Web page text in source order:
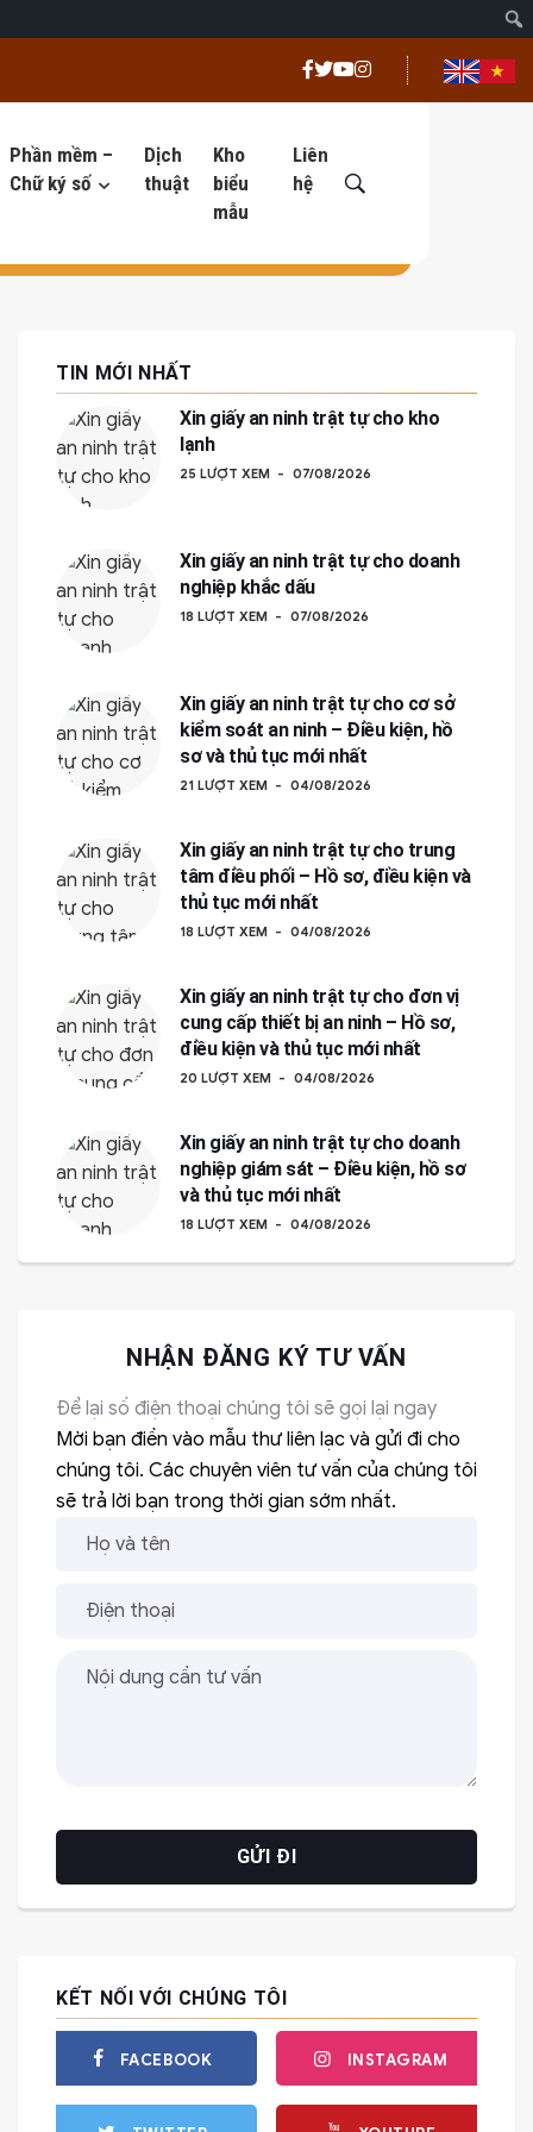
Phần mềm –
Chữ ký số
Dịch
thuật
Kho
biểu
mẫu
Liên
hệ
TIN MỚI NHẤT
Xin giấy an ninh trật tự cho kho
lạnh
25 LƯỢT XEM 07/08/2026
Xin giấy an ninh trật tự cho doanh
nghiệp khắc dấu
18 LƯỢT XEM 07/08/2026
Xin giấy an ninh trật tự cho cơ sở
kiểm soát an ninh – Điều kiện, hồ
sơ và thủ tục mới nhất
21 LƯỢT XEM 04/08/2026
Xin giấy an ninh trật tự cho trung
tâm điều phối – Hồ sơ, điều kiện và
thủ tục mới nhất
18 LƯỢT XEM 04/08/2026
Xin giấy an ninh trật tự cho đơn vị
cung cấp thiết bị an ninh – Hồ sơ,
điều kiện và thủ tục mới nhất
20 LƯỢT XEM 04/08/2026
Xin giấy an ninh trật tự cho doanh
nghiệp giám sát – Điều kiện, hồ sơ
và thủ tục mới nhất
18 LƯỢT XEM 04/08/2026
NHẬN ĐĂNG KÝ TƯ VẤN
Để lại số điện thoại chúng tôi sẽ gọi lại ngay
Mời bạn điền vào mẫu thư liên lạc và gửi đi cho
chúng tôi. Các chuyên viên tư vấn của chúng tôi
sẽ trả lời bạn trong thời gian sớm nhất.
KẾT NỐI VỚI CHÚNG TÔI
FACEBOOK INSTAGRAM